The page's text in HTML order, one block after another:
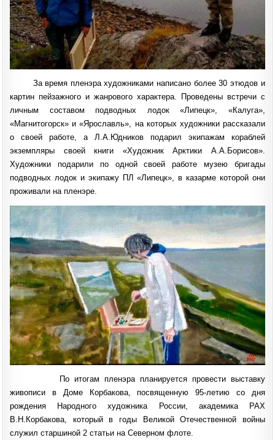
За время пленэра художниками написано более 30 этюдов и
картин пейзажного и жанрового характера. Проведены встречи с
личным составом подводных лодок «Липецк», «Калуга»,
«Магнитогорск» и «Ярославль», на которых художники рассказали
о своей работе, а Л.А.Юдников подарил экипажам кораблей
экземпляры своей книги «Художник Арктики А.А.Борисов».
Художники подарили по одной своей работе музею бригады
подводных лодок и экипажу ПЛ «Липецк», в казарме которой они
проживали на пленэре.
По итогам пленэра планируется провести выставку
живописи в Доме Корбакова, посвященную 95-летию со дня
рождения Народного художника России, академика РАХ
В.Н.Корбакова, который в годы Великой Отечественной войны
служил старшиной 2 статьи на Северном флоте.